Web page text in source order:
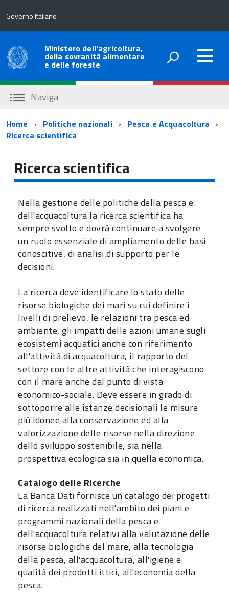
Governo Italiano
Ministero dell'agricoltura,
della sovranità alimentare
e delle foreste
Naviga
Percorso
di
navigazione
Home Politiche nazionali
Pesca e Acquacoltura
Ricerca scientifica
Ricerca scientifica
Nella gestione delle politiche della pesca e
dell'acquacoltura la ricerca scientifica ha
sempre svolto e dovrà continuare a svolgere
un ruolo essenziale di ampliamento delle basi
conoscitive, di analisi,di supporto per le
decisioni.
La ricerca deve identificare lo stato delle
risorse biologiche dei mari su cui definire i
livelli di prelievo, le relazioni tra pesca ed
ambiente, gli impatti delle azioni umane sugli
ecosistemi acquatici anche con riferimento
all'attività di acquacoltura, il rapporto del
settore con le altre attività che interagiscono
con il mare anche dal punto di vista
economico-sociale. Deve essere in grado di
sottoporre alle istanze decisionali le misure
più idonee alla conservazione ed alla
valorizzazione delle risorse nella direzione
dello sviluppo sostenibile, sia nella
prospettiva ecologica sia in quella economica.
Catalogo delle Ricerche
La Banca Dati fornisce un catalogo dei progetti
di ricerca realizzati nell'ambito dei piani e
programmi nazionali della pesca e
dell'acquacoltura relativi alla valutazione delle
risorse biologiche del mare, alla tecnologia
della pesca, all'acquacoltura, all'igiene e
qualità dei prodotti ittici, all'economia della
pesca.